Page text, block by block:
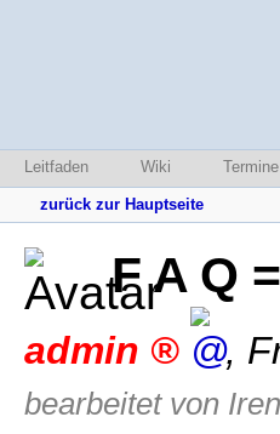
Leitfaden Wiki Termine
zurück zur Hauptseite
F A Q
admin ,
bearbeitet von